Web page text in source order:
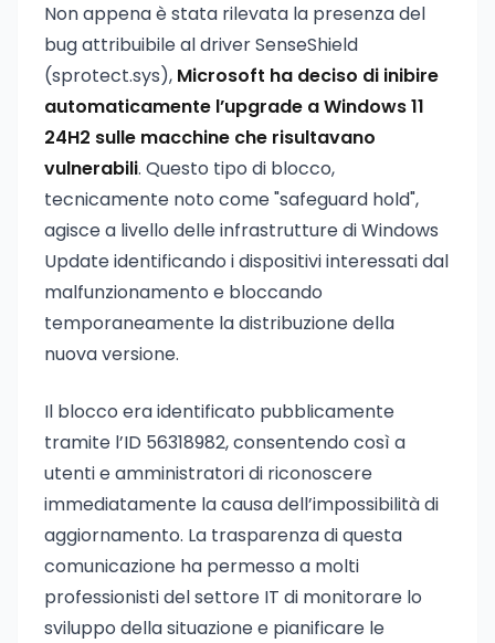
Non appena è stata rilevata la presenza del
bug attribuibile al driver SenseShield
(sprotect.sys), Microsoft ha deciso di inibire
automaticamente l’upgrade a Windows 11
24H2 sulle macchine che risultavano
vulnerabili. Questo tipo di blocco,
tecnicamente noto come "safeguard hold",
agisce a livello delle infrastrutture di Windows
Update identificando i dispositivi interessati dal
malfunzionamento e bloccando
temporaneamente la distribuzione della
nuova versione.
Il blocco era identificato pubblicamente
tramite l’ID 56318982, consentendo così a
utenti e amministratori di riconoscere
immediatamente la causa dell’impossibilità di
aggiornamento. La trasparenza di questa
comunicazione ha permesso a molti
professionisti del settore IT di monitorare lo
sviluppo della situazione e pianificare le